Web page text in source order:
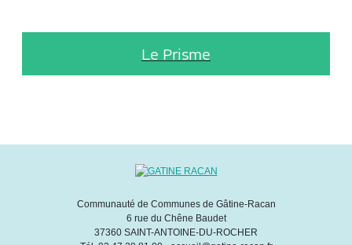
Le Prisme
Communauté de Communes de Gâtine-Racan
6 rue du Chêne Baudet
37360 SAINT-ANTOINE-DU-ROCHER